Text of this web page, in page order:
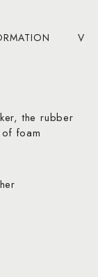
the rubber
foam